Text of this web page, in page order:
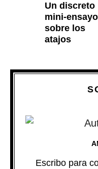
Un discreto
mini-ensayo
sobre los
atajos
Escribo para